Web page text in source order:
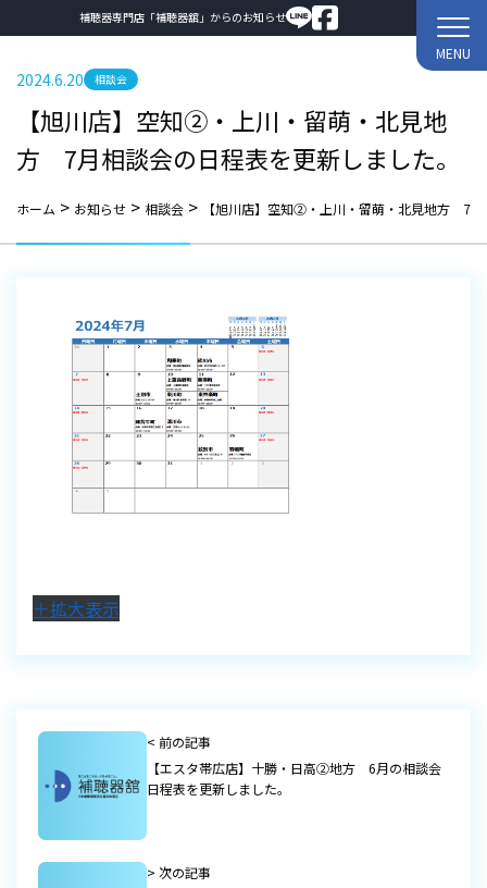
補聴器専門店「補聴器舘」からのお知らせ
MENU
2024.6.20 相談会
【旭川店】空知②・上川・留萌・北見地
方 7月相談会の日程表を更新しました。
ホーム > お知らせ > 相談会 > 【旭川店】空知②・上川・留萌・北見地方 7
＋拡大表示
< 前の記事
【エスタ帯広店】十勝・日高②地方 6月の相談会
日程表を更新しました。
> 次の記事